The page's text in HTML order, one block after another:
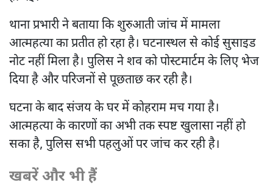
थाना प्रभारी ने बताया कि शुरुआती जांच में मामला
आत्महत्या का प्रतीत हो रहा है। घटनास्थल से कोई सुसाइड
नोट नहीं मिला है। पुलिस ने शव को पोस्टमार्टम के लिए भेज
दिया है और परिजनों से पूछताछ कर रही है।
घटना के बाद संजय के घर में कोहराम मच गया है।
आत्महत्या के कारणों का अभी तक स्पष्ट खुलासा नहीं हो
सका है, पुलिस सभी पहलुओं पर जांच कर रही है।
खबरें और भी हैं